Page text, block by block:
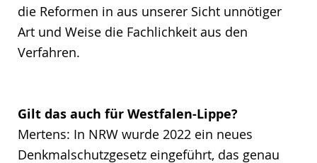
die Reformen in aus unserer Sicht unnötiger
Art und Weise die Fachlichkeit aus den
Verfahren.
Gilt das auch für Westfalen-Lippe?
Mertens: In NRW wurde 2022 ein neues
Denkmalschutzgesetz eingeführt, das genau